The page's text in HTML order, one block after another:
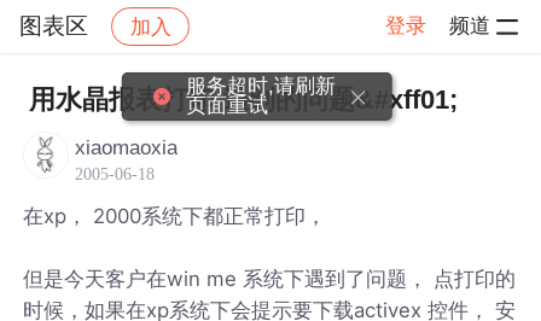
图表区 加入 登录 频道
社区 图表区 帖子详情
用水晶报表打印 遇到的问题&#xff01;
xiaomaoxia
2005-06-18
在xp， 2000系统下都正常打印，
但是今天客户在win me 系统下遇到了问题， 点打印的
时候，如果在xp系统下会提示要下载activex 控件， 安
服务超时,请刷新
页面重试